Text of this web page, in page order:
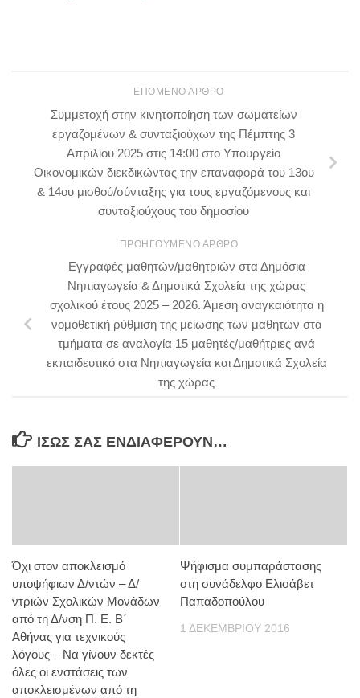
ΕΠΌΜΕΝΟ ΆΡΘΡΟ
Συμμετοχή στην κινητοποίηση των σωματείων
εργαζομένων & συνταξιούχων της Πέμπτης 3
Απριλίου 2025 στις 14:00 στο Υπουργείο
Οικονομικών διεκδικώντας την επαναφορά του 13ου
& 14ου μισθού/σύνταξης για τους εργαζόμενους και
συνταξιούχους του δημοσίου
ΠΡΟΗΓΟΎΜΕΝΟ ΆΡΘΡΟ
Εγγραφές μαθητών/μαθητριών στα Δημόσια
Νηπιαγωγεία & Δημοτικά Σχολεία της χώρας
σχολικού έτους 2025 – 2026. Άμεση αναγκαιότητα η
νομοθετική ρύθμιση της μείωσης των μαθητών στα
τμήματα σε αναλογία 15 μαθητές/μαθήτριες ανά
εκπαιδευτικό στα Νηπιαγωγεία και Δημοτικά Σχολεία
της χώρας
ΊΣΩΣ ΣΑΣ ΕΝΔΙΑΦΈΡΟΥΝ…
Όχι στον αποκλεισμό
υποψήφιων Δ/ντών – Δ/
ντριών Σχολικών Μονάδων
από τη Δ/νση Π. Ε. Β΄
Αθήνας για τεχνικούς
λόγους – Να γίνουν δεκτές
όλες οι ενστάσεις των
αποκλεισμένων από τη
Ψήφισμα συμπαράστασης
στη συνάδελφο Ελισάβετ
Παπαδοπούλου
1 ΔΕΚΕΜΒΡΊΟΥ 2016